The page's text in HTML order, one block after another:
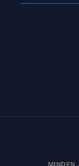
MINDEN